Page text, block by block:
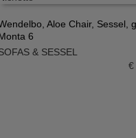
Aloe Chair, Sessel,
6
& SESSEL
€